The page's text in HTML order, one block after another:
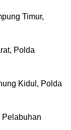
Timur,
Polda
Kidul, Polda